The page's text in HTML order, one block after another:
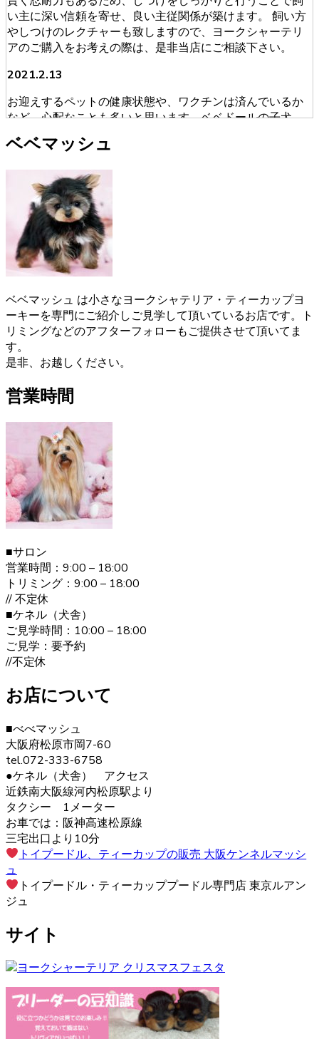
い主に深い信頼を寄せ、良い主従関係が築けます。 飼い方
やしつけのレクチャーも致しますので、ヨークシャーテリ
アのご購入をお考えの際は、是非当店にご相談下さい。
2021.2.13
お迎えするペットの健康状態や、ワクチンは済んでいるか
など、心配なことも多いと思います。ベベドールの子犬
は、獣医師による健康診断を必ず受けております。ブリー
ダーが販売・購入に当たって安心できる育成を慎重に行っ
も安心してお迎えいただけます。ヨークシャーテリアのご
購入をお考えの際は、是非当店にご相談下さい。
2021.1.31
ヨークシャーテリアのご購入をお考えの際は、しっかり育
成としつけを行い、愛情たっぷりに接しているブリーダー
からお買い求めいただくのが一番です。大阪府松原市のベ
ベドールでは、ヨークシャーテリアたちの育成・販売を経
験豊富なブリーダーが行っていますのでご安心ください。
また、飼い主さんへ飼い方やしつけのレクチャーも致しま
す。ヨークシャーテリアのご購入をお考えの際は、是非当
店にご相談下さい。
2021.1.19
特徴です。”動く宝石”と呼ばれとても上品な毛並みをしてい
ます。どんどん被毛は伸びてしまうので、定期的なお手入
れが必要です。伸びた被毛を結んだり、カットしたりと飼
い主の好みによってオシャレを楽しむことが出来ます。 ご
購入の際は、是非ベベドールへお問い合わせ下さい。
2020.12.30
ヨークシャーテリアの毛色は「ダーク・スチール・ブル
ー」と言われます。 子犬の頃は黒色の割合が多く、成長す
ると顔まわりを中心に茶色の部分が増えていきます。こう
した毛色の変化も、成長の楽しみとなるでしょう。 ヨーク
シャーテリア購入をご検討の際は、お気軽にお問い合わせ
ください。
2020.12.12
ことはあまりありませんが、慣れた飼い主には甘えん坊で
に叱らず、褒めて教えるようにしましょう。さみしがりの
面もあるので、たくさんコミュニケーションをとってあげ
るのが良いでしょう。 ヨークシャーテリアの育成・販売の
ことなら、ベベドールへ是非お問い合わせください。
2020.12.4
ペットを飼う際、愛情を持って可愛がることももちろんで
すが、それと同じくらいしつけもしっかりと行うことも大
切です。ヨークシャーテリアのブリーダーベベドールで
は、飼い主様へのお引渡しの前からしつけも含めてしっか
りとした育成を行い、飼い主様へ飼う際のアドバイスも行
っております。
2020.11.27
ヨークシャーテリアと言う名前はイングランド北部に位置
するヨークシャー地方と言う場所が由来とされています。
ヨークシャー地方およびランカシャー地方で製粉工や織物
などの工場労働者たちに飼われ、ネズミ捕りの役割を担っ
ていました。とても活発で警戒心が強いのもテリアの特徴
ベベマッシュ
ベベマッシュ は小さなヨークシャテリア・ティーカップヨ
ーキーを専門にご紹介しご見学して頂いているお店です。ト
リミングなどのアフターフォローもご提供させて頂いてま
す。
是非、お越しください。
営業時間
■サロン
営業時間：9:00 – 18:00
トリミング：9:00 – 18:00
// 不定休
■ケネル（犬舎）
ご見学時間：10:00 – 18:00
ご見学：要予約
//不定休
お店について
■べべマッシュ
大阪府松原市岡7-60
tel.072-333-6758
●ケネル（犬舎） アクセス
近鉄南大阪線河内松原駅より
タクシー 1メーター
お車では：阪神高速松原線
三宅出口より10分
トイプードル、ティーカップの販売 大阪ケンネルマッシ
ュ
トイプードル・ティーカッププードル専門店 東京ルアン
ジュ
サイト